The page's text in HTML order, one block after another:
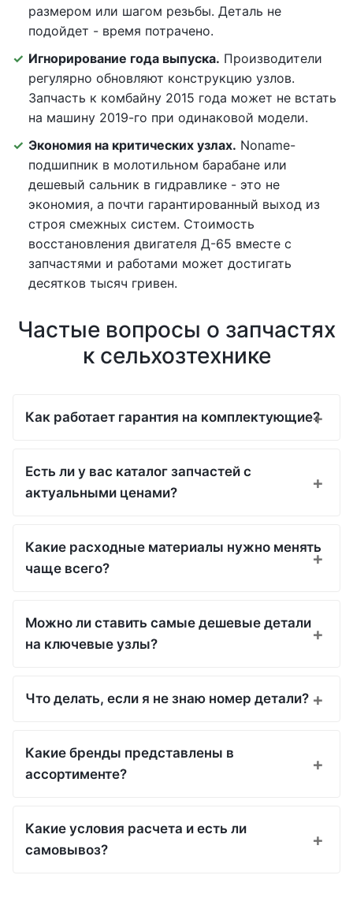
размером или шагом резьбы. Деталь не
подойдет - время потрачено.
Игнорирование года выпуска. Производители
регулярно обновляют конструкцию узлов.
Запчасть к комбайну 2015 года может не встать
на машину 2019-го при одинаковой модели.
Экономия на критических узлах. Noname-
подшипник в молотильном барабане или
дешевый сальник в гидравлике - это не
экономия, а почти гарантированный выход из
строя смежных систем. Стоимость
восстановления двигателя Д-65 вместе с
запчастями и работами может достигать
десятков тысяч гривен.
Частые вопросы о запчастях
к сельхозтехнике
Как работает гарантия на комплектующие?
Есть ли у вас каталог запчастей с
актуальными ценами?
Какие расходные материалы нужно менять
чаще всего?
Можно ли ставить самые дешевые детали
на ключевые узлы?
Что делать, если я не знаю номер детали?
Какие бренды представлены в
ассортименте?
Какие условия расчета и есть ли
самовывоз?